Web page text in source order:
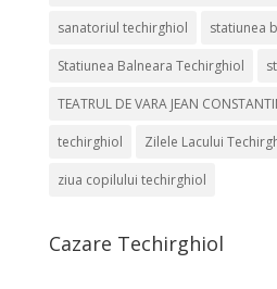
sanatoriul techirghiol statiunea
Statiunea Balneara Techirghiol
TEATRUL DE VARA JEAN
techirghiol Zilele Lacului
ziua copilului techirghiol
Cazare Techirghiol